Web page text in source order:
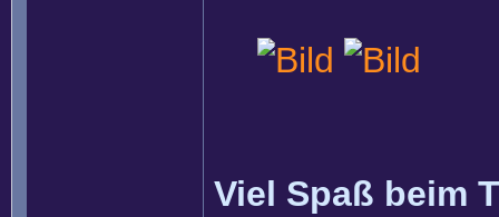
Viel Spaß beim